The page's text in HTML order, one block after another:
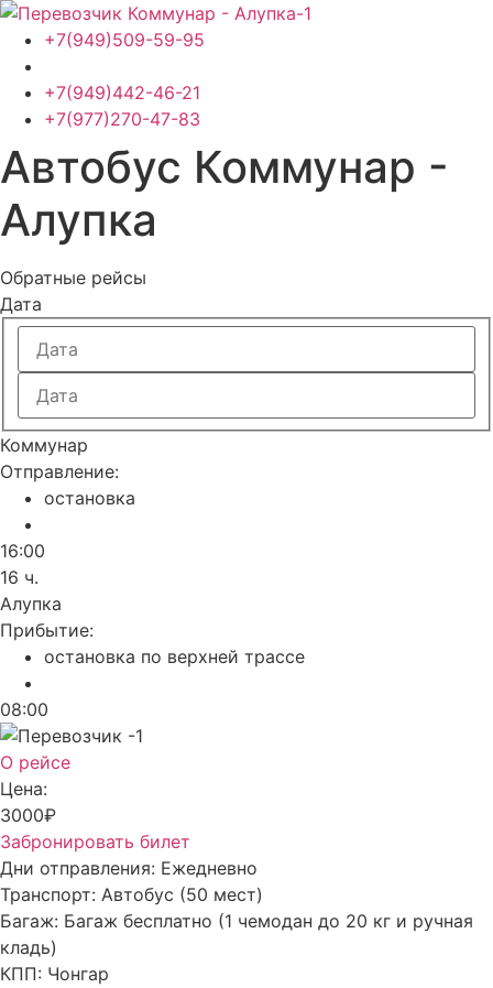
Перейти
содержимому
+7(949)509-59-95
+7(949)442-46-21
+7(977)270-47-83
Автобус Коммунар -
Алупка
Обратные рейсы
Дата
Коммунар
Отправление:
остановка
16:00
16 ч.
Алупка
Прибытие:
остановка по верхней трассе
08:00
О рейсе
Цена:
3000₽
Забронировать билет
Дни отправления: Ежедневно
Транспорт: Автобус (50 мест)
Багаж: Багаж бесплатно (1 чемодан до 20 кг и ручная
кладь)
КПП: Чонгар